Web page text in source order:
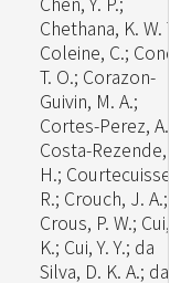
Chethana, K. W.
Coleine, C.;
T. O.; Corazon-
Guivin, M. A.;
Cortes-Perez, A.;
Costa-Rezende,
H.; Courtecuisse,
R.; Crouch, J. A.;
Crous, P. W.; Cui,
K.; Cui, Y. Y.; da
Silva, D. K. A.; da